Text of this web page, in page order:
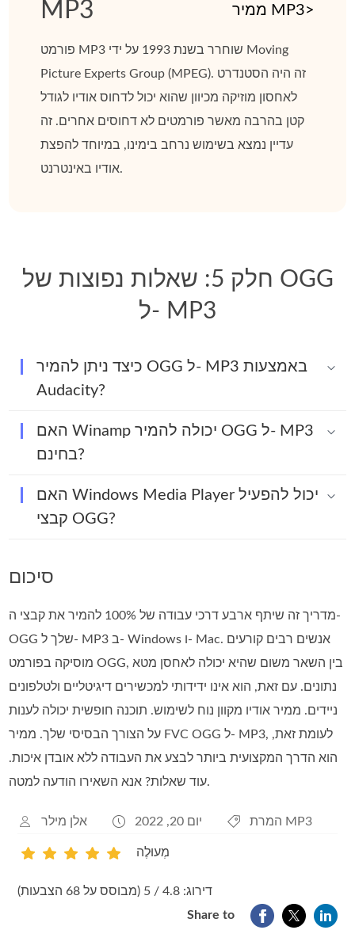
MP3 ממיר MP3>
פורמט MP3 שוחרר בשנת 1993 על ידי Moving
Picture Experts Group (MPEG). זה היה הסטנדרט
לאחסון מוזיקה מכיוון שהוא יכול לדחוס אודיו לגודל
קטן בהרבה מאשר פורמטים לא דחוסים אחרים. זה
עדיין נמצא בשימוש נרחב בימינו, במיוחד להפצת
אודיו באינטרנט.
חלק 5: שאלות נפוצות של OGG
ל- MP3
כיצד ניתן להמיר OGG ל- MP3 באמצעות
Audacity?
האם Winamp יכולה להמיר OGG ל- MP3
בחינם?
האם Windows Media Player יכול להפעיל
קבצי OGG?
סיכום
מדריך זה שיתף ארבע דרכי עבודה של 100% להמיר את קבצי ה-
OGG שלך ל- MP3 ב- Windows ו- Mac. אנשים רבים קורעים
מוסיקה בפורמט OGG, בין השאר משום שהיא יכולה לאחסן מטא
נתונים. עם זאת, הוא אינו ידידותי למכשירים דיגיטליים ולטלפונים
ניידים. ממיר אודיו מקוון נוח לשימוש. תוכנה חופשית יכולה לענות
על הצורך הבסיסי שלך. ממיר FVC OGG ל- MP3, לעומת זאת,
הוא הדרך המקצועית ביותר לבצע את העבודה ללא אובדן איכות.
עוד שאלות? אנא השאירו הודעה למטה.
אלן מילר יום 20, 2022 המרת MP3
1 4
מְעוּלֶה
דירוג: 4.8 / 5 (מבוסס על 68 הצבעות)
Share to